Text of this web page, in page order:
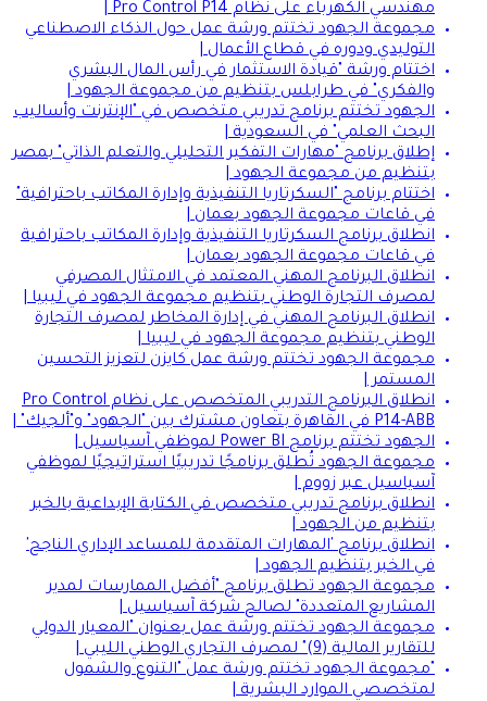
مهندسي الكهرباء على نظام Pro Control P14 |
مجموعة الجهود تختتم ورشة عمل حول الذكاء الاصطناعي
التوليدي ودوره في قطاع الأعمال |
اختتام ورشة "قيادة الاستثمار في رأس المال البشري
والفكري" في طرابلس بتنظيم من مجموعة الجهود |
الجهود تختتم برنامج تدريبي متخصص في "الإنترنت وأساليب
البحث العلمي" في السعودية |
إطلاق برنامج "مهارات التفكير التحليلي والتعلم الذاتي" بمصر
بتنظيم من مجموعة الجهود |
اختتام برنامج "السكرتاريا التنفيذية وإدارة المكاتب باحترافية"
في قاعات مجموعة الجهود بعمان |
انطلاق برنامج السكرتاريا التنفيذية وإدارة المكاتب باحترافية
في قاعات مجموعة الجهود بعمان |
انطلاق البرنامج المهني المعتمد في الامتثال المصرفي
لمصرف التجارة الوطني بتنظيم مجموعة الجهود في ليبيا |
انطلاق البرنامج المهني في إدارة المخاطر لمصرف التجارة
الوطني بتنظيم مجموعة الجهود في ليبيا |
مجموعة الجهود تختتم ورشة عمل كايزن لتعزيز التحسين
المستمر |
انطلاق البرنامج التدريبي المتخصص على نظام Pro Control
P14-ABB في القاهرة بتعاون مشترك بين "الجهود" و"ألجيك" |
الجهود تختتم برنامج Power BI لموظفي آسياسيل |
مجموعة الجهود تُطلق برنامجًا تدريبيًا استراتيجيًا لموظفي
آسياسيل عبر زووم |
انطلاق برنامج تدريبي متخصص في الكتابة الإبداعية بالخبر
بتنظيم من الجهود |
انطلاق برنامج 'المهارات المتقدمة للمساعد الإداري الناجح'
في الخبر بتنظيم الجهود |
مجموعة الجهود تطلق برنامج "أفضل الممارسات لمدير
المشاريع المتعددة" لصالح شركة آسياسيل |
مجموعة الجهود تختتم ورشة عمل بعنوان "المعيار الدولي
للتقارير المالية (9)" لمصرف التجاري الوطني الليبي |
"مجموعة الجهود تختتم ورشة عمل "التنوع والشمول
لمتخصصي الموارد البشرية |